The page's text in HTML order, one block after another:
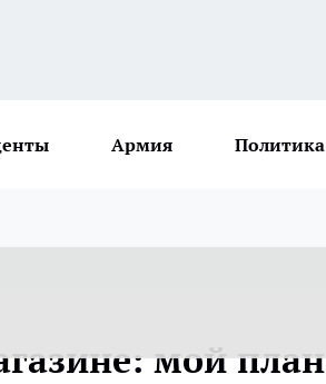
Армия Политика
мой план